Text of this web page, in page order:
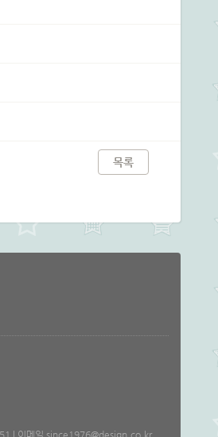
목록
| 이메일 since1976@design.co.kr